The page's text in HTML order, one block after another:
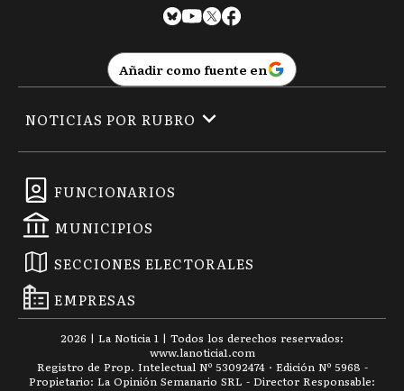
Añadir como fuente en
FUNCIONARIOS
MUNICIPIOS
SECCIONES ELECTORALES
EMPRESAS
NOTICIAS POR RUBRO
2026 | La Noticia 1 | Todos los derechos reservados:
www.lanoticia1.com
Registro de Prop. Intelectual Nº 53092474 · Edición Nº 5968 -
Propietario: La Opinión Semanario SRL - Director Responsable: